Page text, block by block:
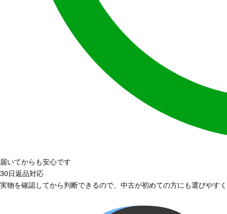
届いてからも安心です
30日返品対応
実物を確認してから判断できるので、中古が初めての方にも選びやす